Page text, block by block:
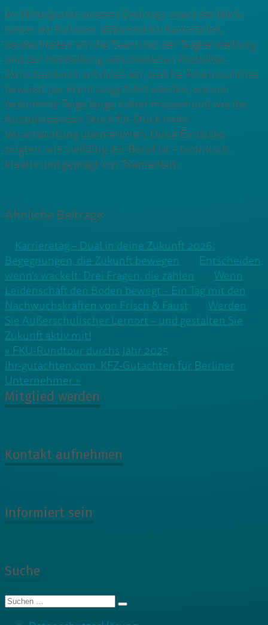
Im Mittelpunkt unseres Drehtags stand der Blick
hinter die Kulissen. Während die Kamera lief,
beobachteten wir die Teams bei der Teigherstellung
und der Herstellung verschiedener Produkte.
Zwischendurch erfuhren wir, welche Arbeitsschritte
bewusst per Hand ausgeführt werden, warum
bestimmte Teige lange ruhen müssen und wie die
Auszubildenden Stück für Stück mehr
Verantwortung übernehmen. Diese Einblicke
zeigten, wie vielfältig der Beruf ist – technisch,
kreativ und geprägt von Teamarbeit.
Ähnliche Beiträge
Karrieretag – Dual in deine Zukunft 2026:
Begegnungen, die Zukunft bewegen
Entscheiden,
wenn’s wackelt: Drei Fragen, die zählen
Wenn
Leidenschaft den Boden bewegt – Ein Tag mit den
Nachwuchskräften von Frisch & Faust
Werden
Sie Außerschulischer Lernort – und gestalten Sie
Zukunft aktiv mit!
Beitragsnavigation
« FKU-Rundtour durchs Jahr 2025
ihr-gutachten.com: KFZ-Gutachten für Berliner
Unternehmer »
Mitglied werden
Kontakt aufnehmen
Informiert sein
Suche
Suche